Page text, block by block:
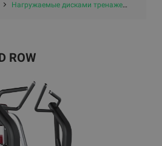
Нагружаемые дисками тренажеры
ROW